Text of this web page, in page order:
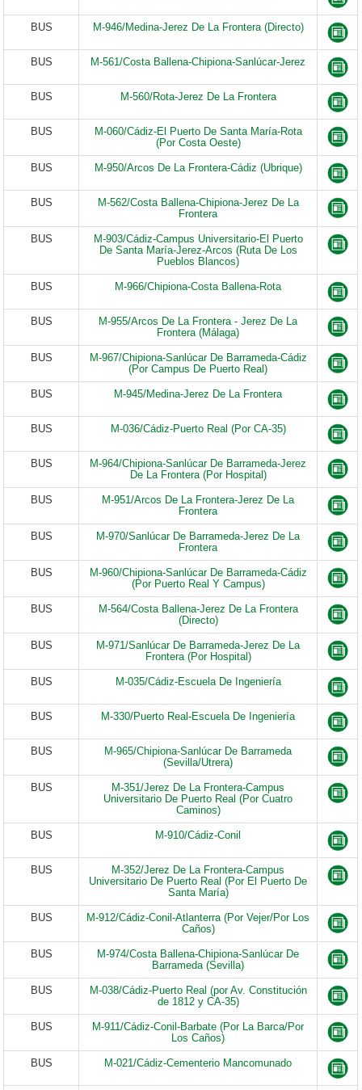
BUS M-946/Medina-Jerez De La Frontera (Directo)
BUS M-561/Costa Ballena-Chipiona-Sanlúcar-Jerez
BUS M-560/Rota-Jerez De La Frontera
BUS
M-060/Cádiz-El Puerto De Santa María-Rota
(Por Costa Oeste)
BUS M-950/Arcos De La Frontera-Cádiz (Ubrique)
BUS
M-562/Costa Ballena-Chipiona-Jerez De La
Frontera
BUS
M-903/Cádiz-Campus Universitario-El Puerto
De Santa María-Jerez-Arcos (Ruta De Los
Pueblos Blancos)
BUS M-966/Chipiona-Costa Ballena-Rota
BUS
M-955/Arcos De La Frontera - Jerez De La
Frontera (Málaga)
BUS
M-967/Chipiona-Sanlúcar De Barrameda-Cádiz
(Por Campus De Puerto Real)
BUS M-945/Medina-Jerez De La Frontera
BUS M-036/Cádiz-Puerto Real (Por CA-35)
BUS
M-964/Chipiona-Sanlúcar De Barrameda-Jerez
De La Frontera (Por Hospital)
BUS
M-951/Arcos De La Frontera-Jerez De La
Frontera
BUS
M-970/Sanlúcar De Barrameda-Jerez De La
Frontera
BUS
M-960/Chipiona-Sanlúcar De Barrameda-Cádiz
(Por Puerto Real Y Campus)
BUS
M-564/Costa Ballena-Jerez De La Frontera
(Directo)
BUS
M-971/Sanlúcar De Barrameda-Jerez De La
Frontera (Por Hospital)
BUS M-035/Cádiz-Escuela De Ingeniería
BUS M-330/Puerto Real-Escuela De Ingeniería
BUS
M-965/Chipiona-Sanlúcar De Barrameda
(Sevilla/Utrera)
BUS
M-351/Jerez De La Frontera-Campus
Universitario De Puerto Real (Por Cuatro
Caminos)
BUS M-910/Cádiz-Conil
BUS
M-352/Jerez De La Frontera-Campus
Universitario De Puerto Real (Por El Puerto De
Santa María)
BUS
M-912/Cádiz-Conil-Atlanterra (Por Vejer/Por Los
Caños)
BUS
M-974/Costa Ballena-Chipiona-Sanlúcar De
Barrameda (Sevilla)
BUS
M-038/Cádiz-Puerto Real (por Av. Constitución
de 1812 y CA-35)
BUS
M-911/Cádiz-Conil-Barbate (Por La Barca/Por
Los Caños)
BUS M-021/Cádiz-Cementerio Mancomunado